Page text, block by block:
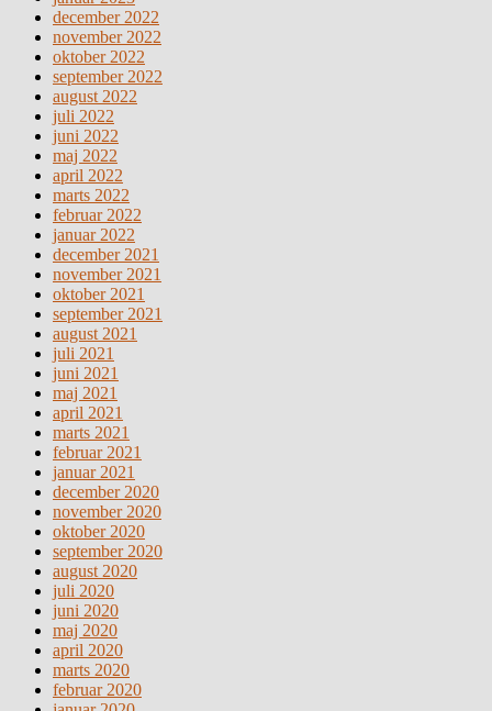
december 2022
november 2022
oktober 2022
september 2022
august 2022
juli 2022
juni 2022
maj 2022
april 2022
marts 2022
februar 2022
januar 2022
december 2021
november 2021
oktober 2021
september 2021
august 2021
juli 2021
juni 2021
maj 2021
april 2021
marts 2021
februar 2021
januar 2021
december 2020
november 2020
oktober 2020
september 2020
august 2020
juli 2020
juni 2020
maj 2020
april 2020
marts 2020
februar 2020